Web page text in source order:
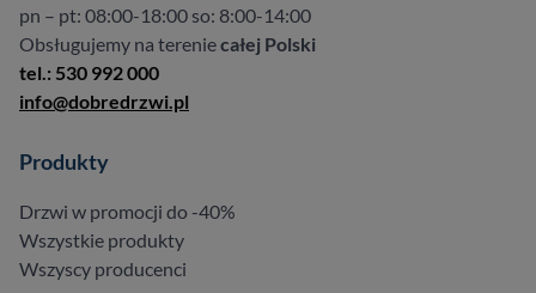
pn – pt: 08:00-18:00 so: 8:00-14:00
Obsługujemy na tereniecałej Polski
tel.: 530 992 000
info@dobredrzwi.pl
Produkty
Drzwi w promocji do -40%
Wszystkie produkty
Wszyscy producenci